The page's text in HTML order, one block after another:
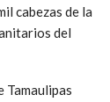
cabezas de la
del
Tamaulipas